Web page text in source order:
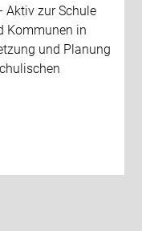
Aktiv zur Schule
Kommunen in
und Planung